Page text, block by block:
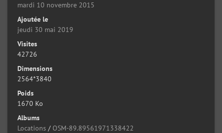
mardi 10 novembre 2015
Ajoutée le
jeudi 30 mai 2019
Visites
42726
Dimensions
2564*3840
Poids
1670 Ko
Albums
Locations / OSM-89.89561971338422